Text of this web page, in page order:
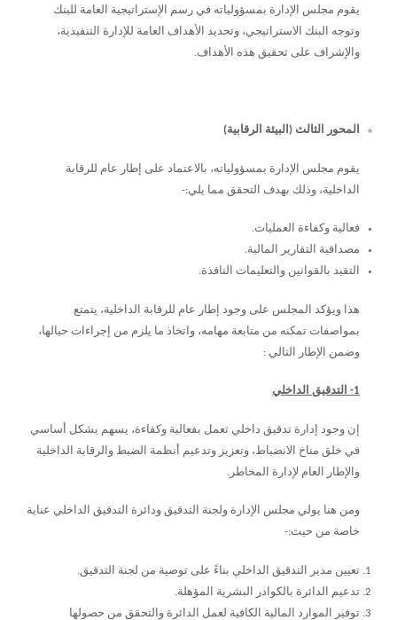
يقوم مجلس الإدارة بمسؤولياته في رسم الإستراتيجية العامة للبنك
وتوجه البنك الاستراتيجي، وتحديد الأهداف العامة للإدارة التنفيذية،
والإشراف على تحقيق هذه الأهداف.
المحور الثالث (البيئة الرقابية)
يقوم مجلس الإدارة بمسؤولياته، بالاعتماد على إطار عام للرقابة
الداخلية، وذلك بهدف التحقق مما يلي:-
فعالية وكفاءة العمليات.
مصداقية التقارير المالية.
التقيد بالقوانين والتعليمات النافذة.
هذا ويؤكد المجلس على وجود إطار عام للرقابة الداخلية، يتمتع
بمواصفات تمكنه من متابعة مهامه، واتخاذ ما يلزم من إجراءات حيالها،
وضمن الإطار التالي :
1- التدقيق الداخلي
إن وجود إدارة تدقيق داخلي تعمل بفعالية وكفاءة، يسهم بشكل أساسي
في خلق مناخ الانضباط، وتعزيز وتدعيم أنظمة الضبط والرقابة الداخلية
والإطار العام لإدارة المخاطر.
ومن هنا يولي مجلس الإدارة ولجنة التدقيق ودائرة التدقيق الداخلي عناية
خاصة من حيث:-
تعيين مدير التدقيق الداخلي بناءً على توصية من لجنة التدقيق.
تدعيم الدائرة بالكوادر البشرية المؤهلة.
توفير الموارد المالية الكافية لعمل الدائرة والتحقق من حصولها